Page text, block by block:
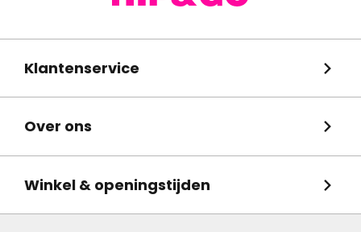
Klantenservice
Over ons
Winkel & openingstijden